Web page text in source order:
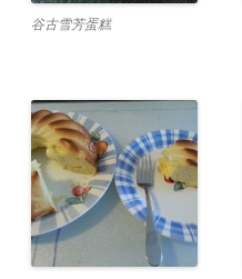
谷古雪芳蛋糕